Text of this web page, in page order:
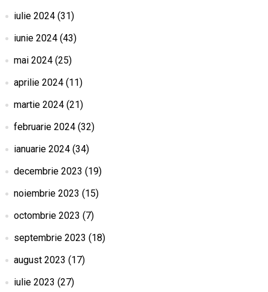
iulie 2024(31)
iunie 2024(43)
mai 2024(25)
aprilie 2024(11)
martie 2024(21)
februarie 2024(32)
ianuarie 2024(34)
decembrie 2023 (19)
noiembrie 2023 (15)
octombrie 2023 (7)
septembrie 2023 (18)
august 2023 (17)
iulie 2023 (27)